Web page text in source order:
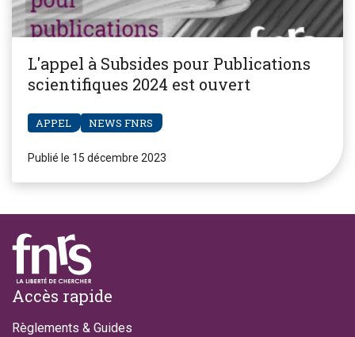
L'appel à Subsides pour Publications
scientifiques 2024 est ouvert
APPEL NEWS FNRS
Publié le 15 décembre 2023
Footer
Accès rapide
Règlements & Guides